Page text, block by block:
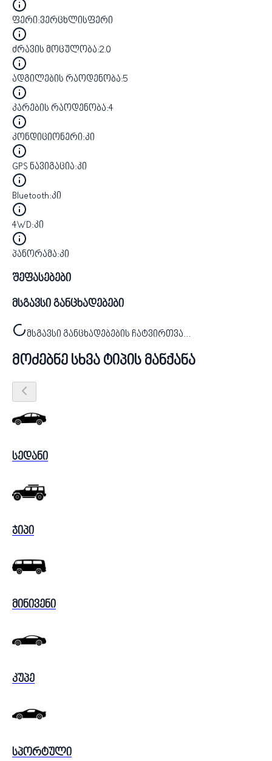
ფერი:ვერცხლისფერი
ძრავის მოცულობა:2.0
ადგილების რაოდენობა:5
კარების რაოდენობა:4
კონდიციონერი:კი
GPS ნავიგაცია:კი
Bluetooth:კი
4WD:კი
პანორამა:კი
შეფასებები
მსგავსი განცხადებები
მსგავსი განცხადებების ჩატვირთვა...
მოძებნე სხვა ტიპის მანქანა
სედანი
ჯიპი
მინივენი
კუპე
სპორტული